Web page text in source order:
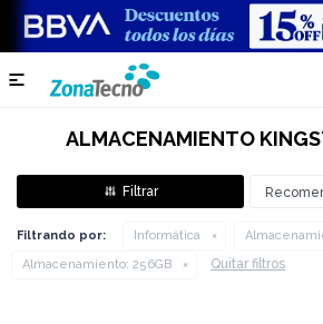

ALMACENAMIENTO
Filtrando por: Informática
Almacenamiento: 256GB Quitar filtros